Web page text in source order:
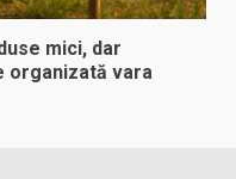
mici, dar
organizată vara